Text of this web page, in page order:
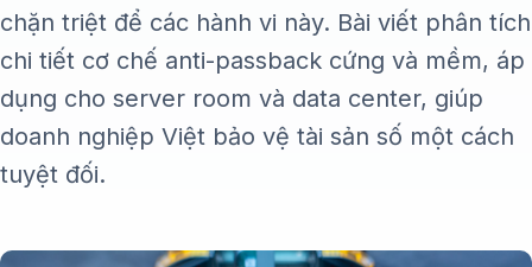
chặn triệt để các hành vi này. Bài viết phân tích
chi tiết cơ chế anti-passback cứng và mềm, áp
dụng cho server room và data center, giúp
doanh nghiệp Việt bảo vệ tài sản số một cách
tuyệt đối.